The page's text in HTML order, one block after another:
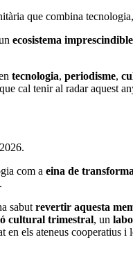
que combina
ecosistema
tecnologia, periodisme,
cal tenir al radar aquest
com a eina de
sabut revertir aquesta
cultural trimestral, un
els ateneus cooperatius i